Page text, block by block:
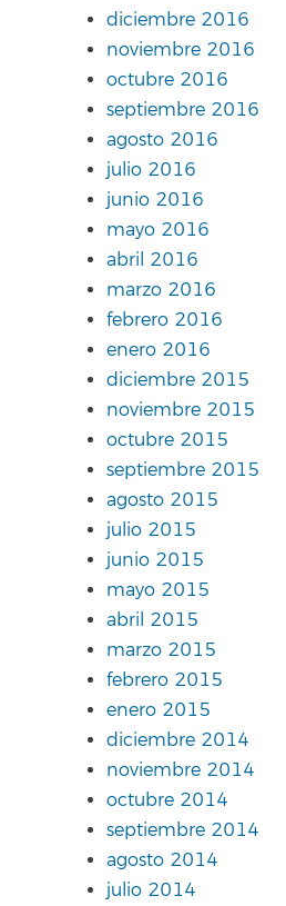
diciembre 2016
noviembre 2016
octubre 2016
septiembre 2016
agosto 2016
julio 2016
junio 2016
mayo 2016
abril 2016
marzo 2016
febrero 2016
enero 2016
diciembre 2015
noviembre 2015
octubre 2015
septiembre 2015
agosto 2015
julio 2015
junio 2015
mayo 2015
abril 2015
marzo 2015
febrero 2015
enero 2015
diciembre 2014
noviembre 2014
octubre 2014
septiembre 2014
agosto 2014
julio 2014